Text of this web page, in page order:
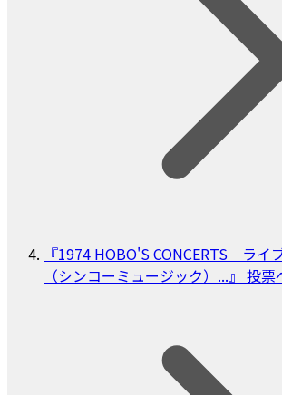
『1974 HOBO'S CONCERTS ライ
（シンコーミュージック）...』 投票